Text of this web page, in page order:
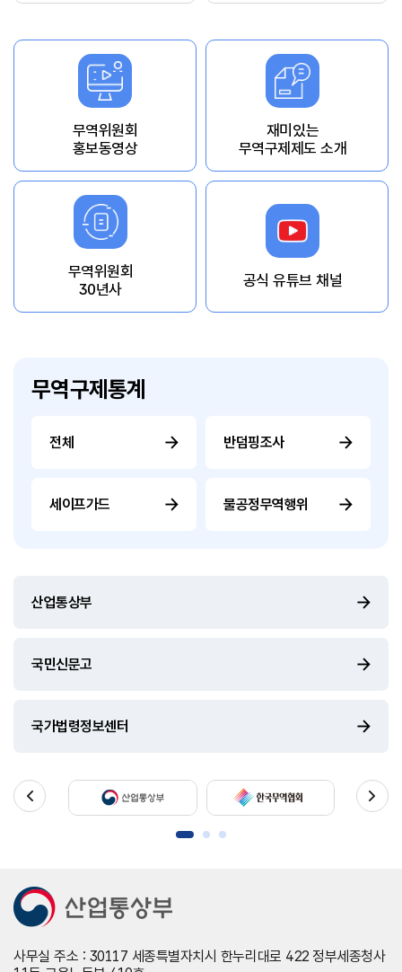
무역위원회
홍보동영상
재미있는
무역구제제도 소개
무역위원회
30년사
공식 유튜브 채널
무역구제통계
전체 반덤핑조사
세이프가드 불공정무역행위
산업통상부
국민신문고
국가법령정보센터
사무실 주소 : 30117 세종특별자치시 한누리대로 422 정부세종청사